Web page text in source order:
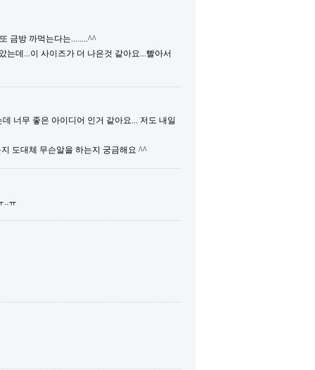
금방 까먹는다는........^^
는데...이 사이즈가 더 나은것 같아요...빨아서
너무 좋은 아이디어 인거 같아요... 저도 내일
도대체 무슨알을 하는지 궁금해요 ^^
..ㅠ